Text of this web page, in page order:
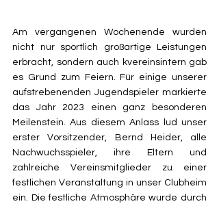
Am vergangenen Wochenende wurden
nicht nur sportlich großartige Leistungen
erbracht, sondern auch kvereinsintern gab
es Grund zum Feiern. Für einige unserer
aufstrebenenden Jugendspieler markierte
das Jahr 2023 einen ganz besonderen
Meilenstein. Aus diesem Anlass lud unser
erster Vorsitzender, Bernd Heider, alle
Nachwuchsspieler, ihre Eltern und
zahlreiche Vereinsmitglieder zu einer
festlichen Veranstaltung in unser Clubheim
ein. Die festliche Atmosphäre wurde durch